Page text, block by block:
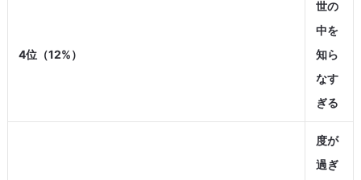
4位（12%）
世の
中を
知ら
なす
ぎる
度が
過ぎ